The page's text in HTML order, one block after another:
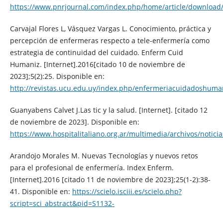
https://www.pnrjournal.com/index.php/home/article/
Carvajal Flores L, Vásquez Vargas L. Conocimiento, práctica y
percepción de enfermeras respecto a tele-enfermería como
estrategia de continuidad del cuidado. Enferm Cuid
Humaniz. [Internet].2016[citado 10 de noviembre de
2023];5(2):25. Disponible en:
http://revistas.ucu.edu.uy/index.php/
Guanyabens Calvet J.Las tic y la salud. [Internet]. [citado 12
de noviembre de 2023]. Disponible en:
https://www.hospitalitaliano.org.ar/multimedia/archivos/
Arandojo Morales M. Nuevas Tecnologías y nuevos retos
para el profesional de enfermería. Index Enferm.
[Internet].2016 [citado 11 de noviembre de 2023];25(1-2):38-
41. Disponible en: https://scielo.isciii.es/scielo.php?
script=sci_abstract&pid=S1132-